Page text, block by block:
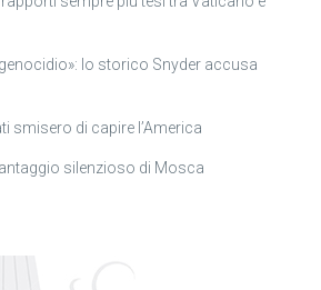
lo storico Snyder accusa
smisero di capire l’America
silenzioso di Mosca